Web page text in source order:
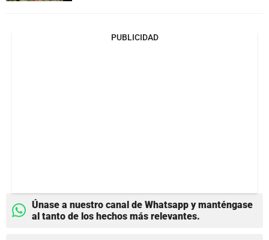
PUBLICIDAD
Únase a nuestro canal de Whatsapp y manténgase
al tanto de los hechos más relevantes.